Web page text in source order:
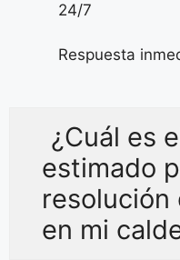
24/7
Respuesta
¿Cuál es
estimado
resolución
en mi